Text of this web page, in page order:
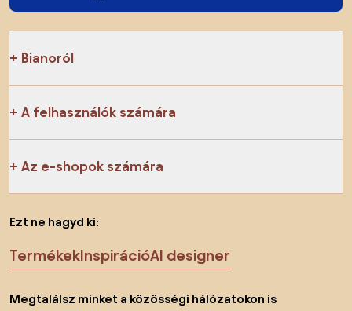
Bianoról
A felhasználók számára
Az e-shopok számára
Ezt ne hagyd ki:
TermékekInspirációAI designer
Megtalálsz minket a közösségi hálózatokon is